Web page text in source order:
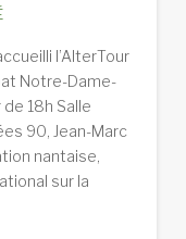
l’AlterTour
Notre-Dame-
18h Salle
90, Jean-Marc
nantaise,
sur la